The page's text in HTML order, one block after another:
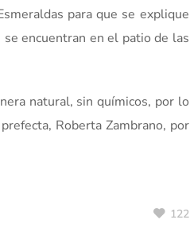
para que se explique
encuentran en el patio de las
natural, sin químicos, por lo
Roberta Zambrano, por
122